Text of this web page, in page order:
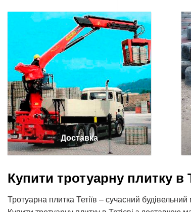
Доставка
Купити тротуарну плитку в
Тротуарна плитка Тетіїв – сучасний